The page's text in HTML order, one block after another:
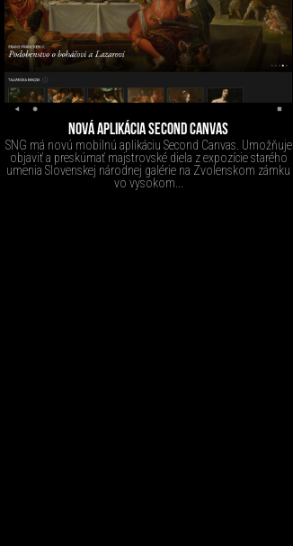
NOVÁ APLIKÁCIA SECOND CANVAS
SNG má novú mobilnú aplikáciu Second Canvas. Umožňuje
objaviť a preskúmať majstrovské diela z expozície starého
umenia Slovenskej národnej galérie na Zvolenskom zámku
vo vysokom...